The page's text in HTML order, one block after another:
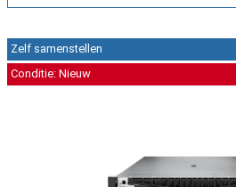
Zelf samenstellen
Conditie: Nieuw